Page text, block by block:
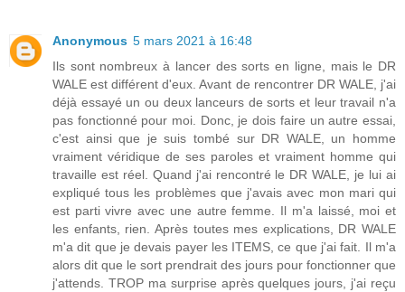
Anonymous 5 mars 2021 à 16:48
Ils sont nombreux à lancer des sorts en ligne, mais le DR
WALE est différent d'eux. Avant de rencontrer DR WALE, j'ai
déjà essayé un ou deux lanceurs de sorts et leur travail n'a
pas fonctionné pour moi. Donc, je dois faire un autre essai,
c'est ainsi que je suis tombé sur DR WALE, un homme
vraiment véridique de ses paroles et vraiment homme qui
travaille est réel. Quand j'ai rencontré le DR WALE, je lui ai
expliqué tous les problèmes que j'avais avec mon mari qui
est parti vivre avec une autre femme. Il m'a laissé, moi et
les enfants, rien. Après toutes mes explications, DR WALE
m'a dit que je devais payer les ITEMS, ce que j'ai fait. Il m'a
alors dit que le sort prendrait des jours pour fonctionner que
j'attends. TROP ma surprise après quelques jours, j'ai reçu